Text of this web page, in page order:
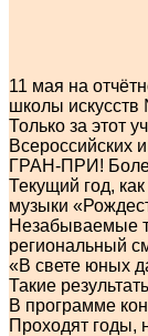
11 мая на
школы
Только за этот
Всероссийских
ГРАН-ПРИ!
Текущий год,
музыки
Незабываемые
региональный
«В свете юных
Такие
В программе
Проходят годы,